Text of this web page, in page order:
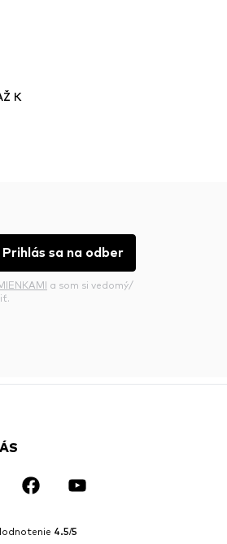
K
Prihlás sa na odber
a som si vedomý/
4.5/5